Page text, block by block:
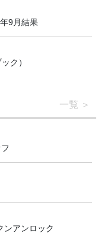
9月結果
ク）
一覧
ンアンロック